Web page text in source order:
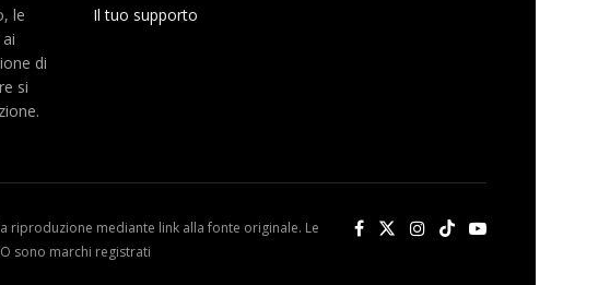
le
di
si
Il tuo supporto
riproduzione mediante link alla fonte originale. Le
sono marchi registrati